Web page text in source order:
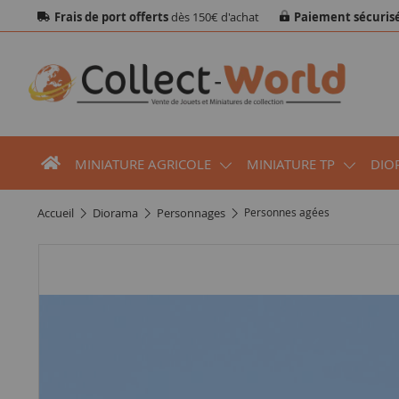
Frais de port offertsdès 150€ d'achat Paiement
MINIATURE AGRICOLE MINIATURE TP
accueil diorama personnages Personnes agées